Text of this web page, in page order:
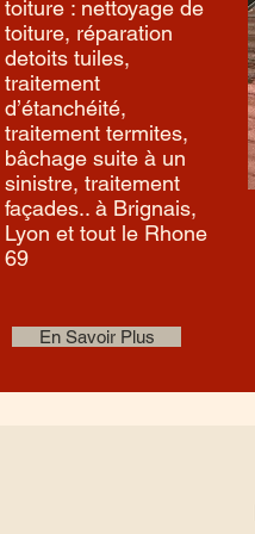
toiture : nettoyage de
toiture, réparation
detoits tuiles,
traitement
d’étanchéité,
traitement termites,
bâchage suite à un
sinistre, traitement
façades.. à Brignais,
Lyon et tout le Rhone
69
En Savoir Plus